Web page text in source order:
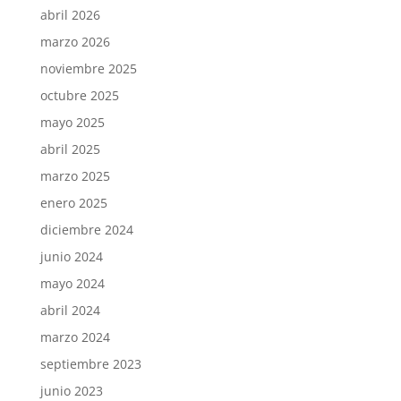
abril 2026
marzo 2026
noviembre 2025
octubre 2025
mayo 2025
abril 2025
marzo 2025
enero 2025
diciembre 2024
junio 2024
mayo 2024
abril 2024
marzo 2024
septiembre 2023
junio 2023